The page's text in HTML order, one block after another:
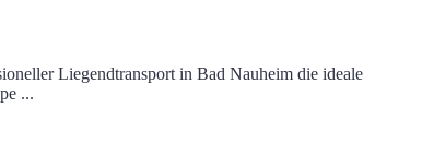
Liegendtransport in Bad Nauheim die ideale
...